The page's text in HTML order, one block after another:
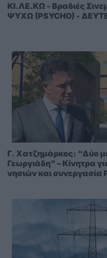
ΚΙ.ΛΕ.ΚΩ - Βραδιές
ΨΥΧΩ (PSYCHO) -
Γ. Χατζημάρκος: “Δύο
Γεωργιάδη” – Κίνητρα
νησιών και συνεργασία